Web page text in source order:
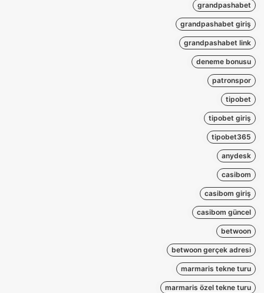
grandpashabet
grandpashabet giriş
grandpashabet link
deneme bonusu
patronspor
tipobet
tipobet giriş
tipobet365
anydesk
casibom
casibom giriş
casibom güncel
betwoon
betwoon gerçek adresi
marmaris tekne turu
marmaris özel tekne turu